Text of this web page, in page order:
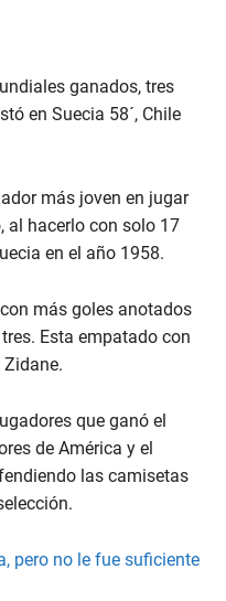
ganados, tres
en Suecia 58´, Chile
más joven en jugar
al hacerlo con solo 17
en el año 1958.
más goles anotados
Esta empatado con
que ganó el
de América y el
las camisetas
pero no le fue suficiente